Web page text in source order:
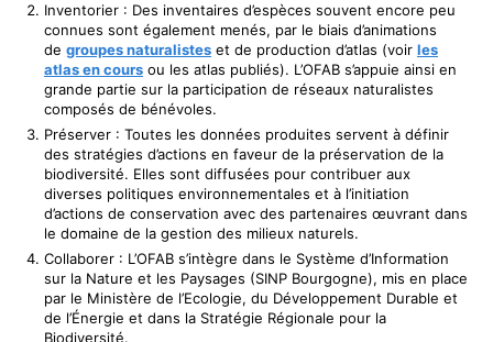
Inventorier : Des inventaires d’espèces souvent encore peu
connues sont également menés, par le biais d’animations
de groupes naturalistes et de production d’atlas (voir les
atlas en cours ou les atlas publiés). L’OFAB s’appuie ainsi en
grande partie sur la participation de réseaux naturalistes
composés de bénévoles.
Préserver : Toutes les données produites servent à définir
des stratégies d’actions en faveur de la préservation de la
biodiversité. Elles sont diffusées pour contribuer aux
diverses politiques environnementales et à l’initiation
d’actions de conservation avec des partenaires œuvrant dans
le domaine de la gestion des milieux naturels.
Collaborer : L’OFAB s’intègre dans le Système d’Information
sur la Nature et les Paysages (SINP Bourgogne), mis en place
par le Ministère de l’Ecologie, du Développement Durable et
de l’Énergie et dans la Stratégie Régionale pour la
Biodiversité.